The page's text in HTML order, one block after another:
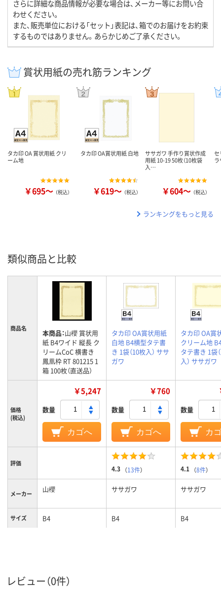
さらに詳細な商品情報が必要な場合は、メーカー等にお問い合
わせください。
また、販売単位における「セット」表記は、箱でのお届けをお約束
するものではありません。あらかじめご了承ください。
賞状用紙の売れ筋ランキング
タカ印 OA 賞状用紙 クリ
ーム地
￥695～ （税込）
タカ印 OA賞状用紙 白地
￥619～ （税込）
ササガワ 手作り賞状作成
用紙 10-19 50枚（10枚袋
入…
￥604～ （税込）
ランキングをもっと見る
類似商品と比較
商品名 本商品：山櫻 賞状用
紙 B4ワイド 縦長 ク
リームCoC 横書き
鳳凰枠 RT 801215 1
箱 100枚（直送品）
タカ印 OA賞状用紙
白地 B4横型タテ書
き 1袋（10枚入） ササ
ガワ
タカ印 OA賞
クリーム地
タテ書き 1袋
入） ササガワ
価格
(税込)
￥5,247
数量
カゴへ
￥760
数量
カゴへ
数量
カ
評価
4.3 （13件） 4.1 （8件）
メーカー 山櫻 ササガワ ササガワ
サイズ B4 B4 B4
レビュー（0件）